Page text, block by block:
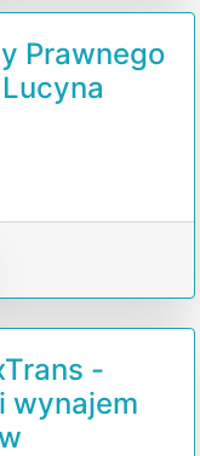
Prawnego
-
wynajem